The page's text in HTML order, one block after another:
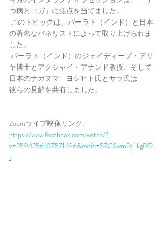
つ病とヨガ」に焦点を当てました。
の著名なパネリストによって取り上げられま
した。
ヤ博士とアクシャイ・アナンド教授、そして
日本のナガヌマ　ヨシヒト氏とサラ氏は
彼らの見解を共有しました。
Zoomライブ映像リンク:
https://www.facebook.com/watch/?
v=2594256107571496&extid=S7CSwm2zj1kgBf2
I